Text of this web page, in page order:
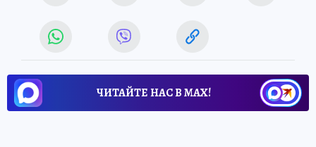
ЧИТАЙТЕ НАС В МАХ!